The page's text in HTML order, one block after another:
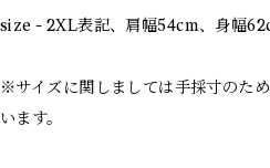
size - 2XL表記、肩幅54cm、身幅
※サイズに関しましては手採寸のた
います。